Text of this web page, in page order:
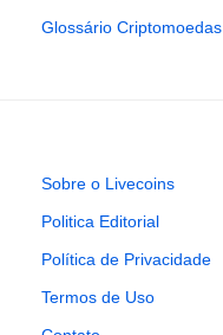
Glossário Criptomoedas
Sobre o Livecoins
Politica Editorial
Política de Privacidade
Termos de Uso